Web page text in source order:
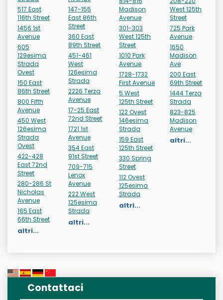
517 East
116th Street
1456 1st
Avenue
605
129esima
Strada
Ovest
150 East
86th Street
800 Fifth
Avenue
450 West
126esima
Strada
Ovest
422-428
East 72nd
Street
280-286 St
Nicholas
Avenue
165 East
66th Street
altri...
147-155
East 86th
Street
360 East
89th Street
451-461
West
126esima
Strada
2226 Terza
Avenue
17-25 East
72nd Street
1721 1st
Avenue
354 East
91st Street
709-715
Lenox
Avenue
222 West
125esima
Strada
altri...
Madison
Avenue
301-303
West 125th
Street
1010 Park
Avenue
1728-1732
First Avenue
5 West
125th Street
122 Ovest
146esima
Strada
159 East
125th Street
330 Spring
Street
112 Ovest
125esima
Strada
altri...
West 125th
Street
725 Park
Avenue
1650
Madison
Ave
200 East
69th Street
1444 Terza
Strada
823-825
Madison
Avenue
altri...
Contattaci